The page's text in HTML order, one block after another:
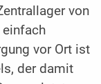
von
vor Ort ist
der damit